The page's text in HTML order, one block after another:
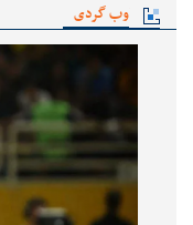
وب گردی